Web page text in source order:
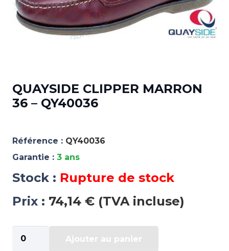
QUAYSIDE CLIPPER MARRON
36 – QY40036
Référence : QY40036
Garantie : 3 ans
Stock : Rupture de stock
Prix : 74,14 € (TVA incluse)
de
Ajouter au panier